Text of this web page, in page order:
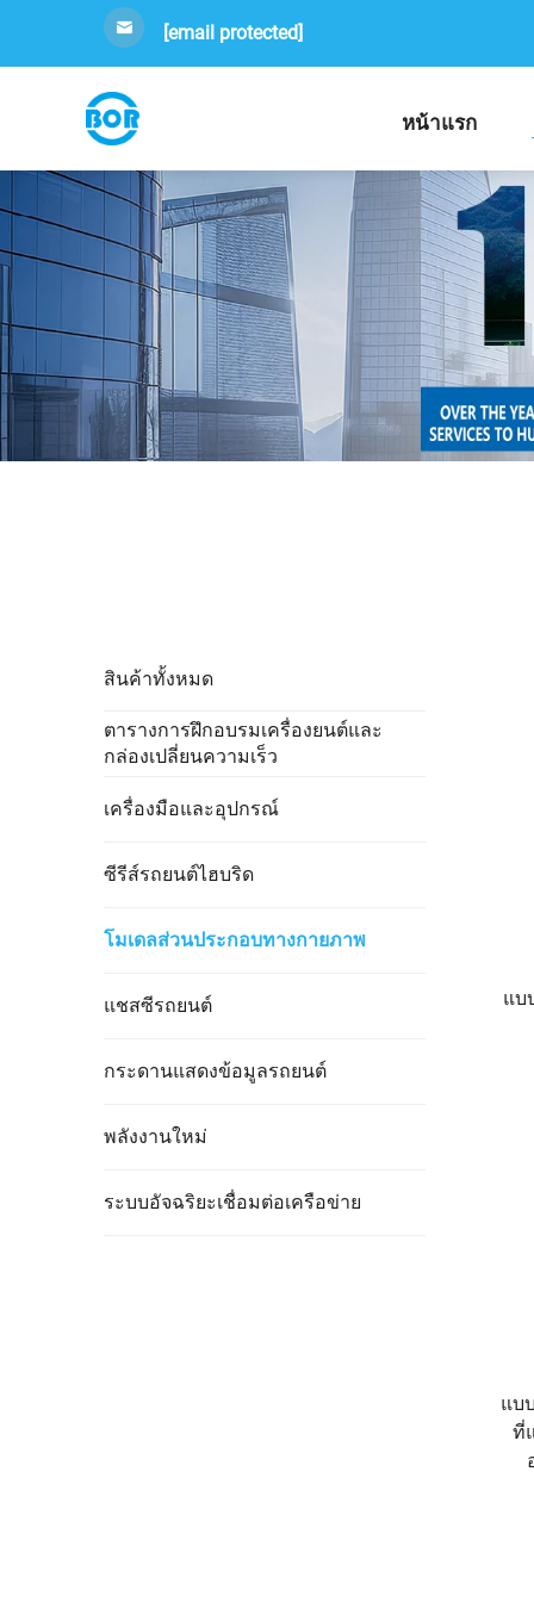
[email protected]
หน้าแรก
สินค้าทั้งหมด
ตารางการฝึกอบรมเครื่องยนต์และ
กล่องเปลี่ยนความเร็ว
เครื่องมือและอุปกรณ์
ซีรีส์รถยนต์ไฮบริด
โมเดลส่วนประกอบทางกายภาพ
แชสซีรถยนต์
กระดานแสดงข้อมูลรถยนต์
พลังงานใหม่
ระบบอัจฉริยะเชื่อมต่อเครือข่าย
แบ
แบ
ที่